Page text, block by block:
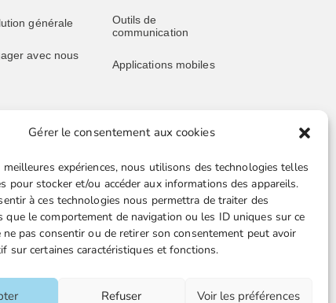
Gérer le consentement aux cookies
expériences, nous utilisons des technologies telles
pour stocker et/ou accéder aux informations des appareils.
à ces technologies nous permettra de traiter des
que le comportement de navigation ou les ID uniques sur ce
pas consentir ou de retirer son consentement peut avoir
sur certaines caractéristiques et fonctions.
Refuser Voir les préférences
générale
avec nous
Outils de
communication
Applications mobiles
juridique
retraités
Liens utiles
Boutique en ligne
Espace Presse
Nos partenaires